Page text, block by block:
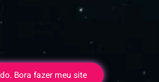
Bora fazer meu site